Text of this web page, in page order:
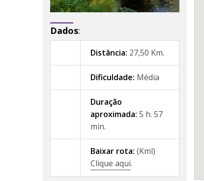
Dados:
Distância: 27,50 Km.
Dificuldade: Média
Duração
aproximada: 5 h. 57
min.
Baixar rota: (Kml)
Clique aqui.